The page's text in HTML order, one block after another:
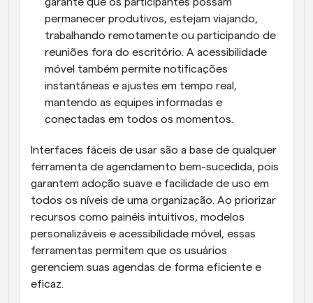
permanecer produtivos, estejam viajando,
trabalhando remotamente ou participando de
reuniões fora do escritório. A acessibilidade
móvel também permite notificações
instantâneas e ajustes em tempo real,
mantendo as equipes informadas e
conectadas em todos os momentos.
Interfaces fáceis de usar são a base de qualquer
ferramenta de agendamento bem-sucedida, pois
garantem adoção suave e facilidade de uso em
todos os níveis de uma organização. Ao priorizar
recursos como painéis intuitivos, modelos
personalizáveis e acessibilidade móvel, essas
ferramentas permitem que os usuários
gerenciem suas agendas de forma eficiente e
eficaz.